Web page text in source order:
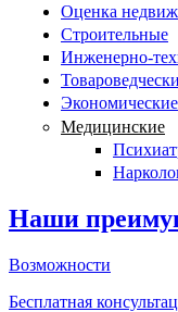
Оценка
Строительные
Инженерно-
Экономические
Медицинские
Наши
Возможности
Бесплатная